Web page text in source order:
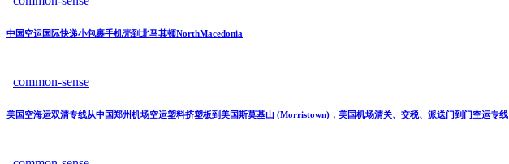
中国空运国际快递小包裹手机壳到北马其顿NorthMacedonia
common-sense
美国空海运双清专线从中国郑州机场空运塑料挤塑板到美国斯莫基山 (Morristown)，美国机场清关、交税、派送门到门空运专线